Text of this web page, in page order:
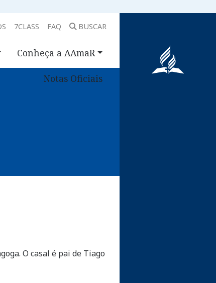
7CLASS FAQ BUSCAR
Conheça a AAmaR
Notas Oficiais
O casal é pai de Tiago